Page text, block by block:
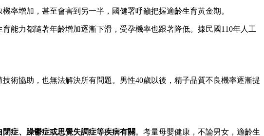
率增加，甚至會害到另一半，國健署呼籲把握適齡生育黃金期。
能力都隨著年齡增加逐漸下滑，受孕機率也跟著降低。據民國110年人工
術協助，也無法解決所有問題。男性40歲以後，精子品質不良機率逐漸提
症、躁鬱症或思覺失調症等疾病有關 。考量母嬰健康，不論男女，適齡生